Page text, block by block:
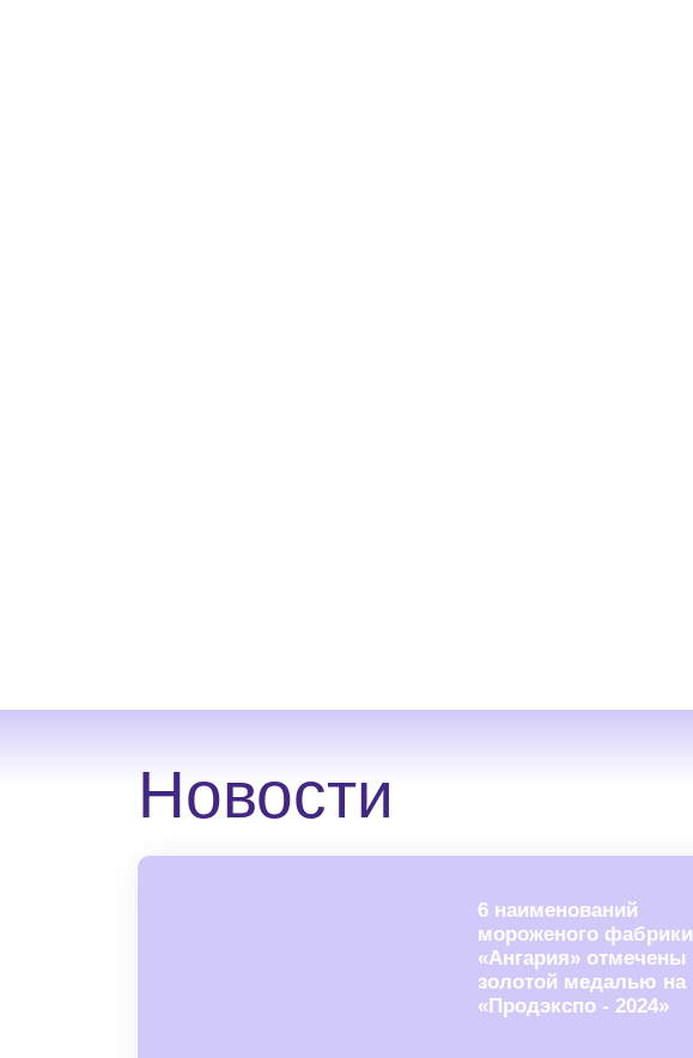
Новости
6 нaимeнoвaний
мopoжeнoгo фaбpики
«Aнгapия» oтмeчeны
зoлoтoй мeдaлью нa
«Пpoдэкcпo - 2024»